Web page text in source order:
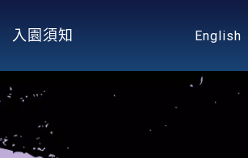
English
入園須知